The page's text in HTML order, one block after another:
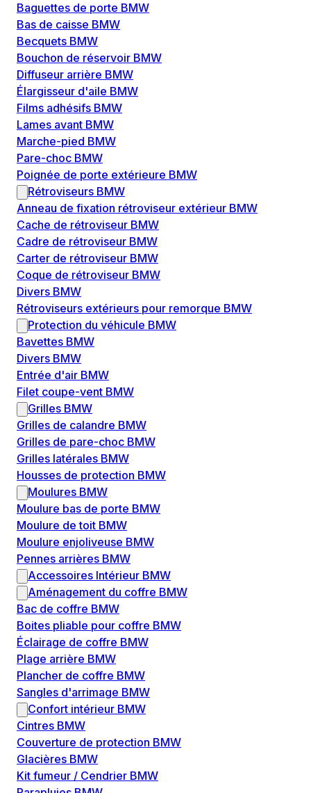
Baguettes de porte BMW
Bas de caisse BMW
Becquets BMW
Bouchon de réservoir BMW
Diffuseur arrière BMW
Élargisseur d'aile BMW
Films adhésifs BMW
Lames avant BMW
Marche-pied BMW
Pare-choc BMW
Poignée de porte extérieure BMW
Rétroviseurs BMW
Anneau de fixation rétroviseur extérieur BMW
Cache de rétroviseur BMW
Cadre de rétroviseur BMW
Carter de rétroviseur BMW
Coque de rétroviseur BMW
Divers BMW
Rétroviseurs extérieurs pour remorque BMW
Protection du véhicule BMW
Bavettes BMW
Divers BMW
Entrée d'air BMW
Filet coupe-vent BMW
Grilles BMW
Grilles de calandre BMW
Grilles de pare-choc BMW
Grilles latérales BMW
Housses de protection BMW
Moulures BMW
Moulure bas de porte BMW
Moulure de toit BMW
Moulure enjoliveuse BMW
Pennes arrières BMW
Accessoires Intérieur BMW
Aménagement du coffre BMW
Bac de coffre BMW
Boites pliable pour coffre BMW
Éclairage de coffre BMW
Plage arrière BMW
Plancher de coffre BMW
Sangles d'arrimage BMW
Confort intérieur BMW
Cintres BMW
Couverture de protection BMW
Glacières BMW
Kit fumeur / Cendrier BMW